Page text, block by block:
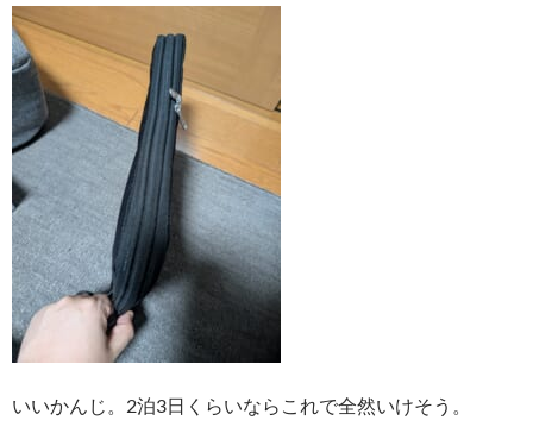
いいかんじ。2泊3日くらいならこれで全然いけそう。